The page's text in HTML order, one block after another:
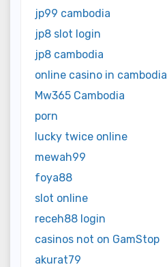
jp99 cambodia
jp8 slot login
jp8 cambodia
online casino in cambodia
Mw365 Cambodia
porn
lucky twice online
mewah99
foya88
slot online
receh88 login
casinos not on GamStop
akurat79